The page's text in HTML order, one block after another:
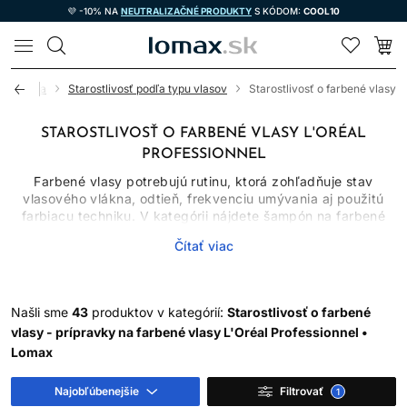
💜 -10% NA NEUTRALIZAČNÉ PRODUKTY S KÓDOM: COOL10
LOMAX
Starostlivosť podľa typu vlasov Starostlivosť o farbené vlasy
STAROSTLIVOSŤ O FARBENÉ VLASY L'ORÉAL
PROFESSIONNEL
Farbené vlasy potrebujú rutinu, ktorá zohľadňuje stav
vlasového vlákna, odtieň, frekvenciu umývania aj použitú
farbiacu techniku. V kategórii nájdete šampón na farbené
Jednotlivé produkty majú rozdielne úlohy: šampón čistí,
Žiadny produkt nedokáže zastaviť blednutie úplne. Farba sa
mení umývaním, pôsobením tepla, UV žiarenia, vody aj
prirodzeným odrastaním. Správne zvolená rutina však môže
obmedziť zbytočné vymývanie a udržať vlasy hladšie a
Čítať viac
Našli sme 43 produktov v kategórií: Starostlivosť o farbené
vlasy - prípravky na farbené vlasy L'Oréal Professionnel •
Lomax
Najobľúbenejšie Filtrovať 1